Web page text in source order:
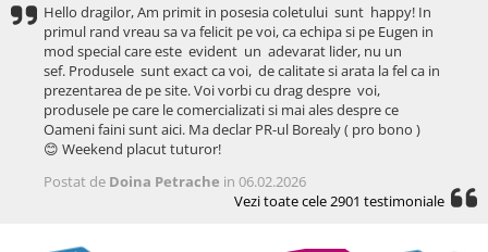
Hello dragilor, Am primit in posesia coletului sunt happy! In
primul rand vreau sa va felicit pe voi, ca echipa si pe Eugen in
mod special care este evident un adevarat lider, nu un
sef. Produsele sunt exact ca voi, de calitate si arata la fel ca in
prezentarea de pe site. Voi vorbi cu drag despre voi,
produsele pe care le comercializati si mai ales despre ce
Oameni faini sunt aici. Ma declar PR-ul Borealy ( pro bono )
😊 Weekend placut tuturor!
Postat de Doina Petrache in 06.02.2026
Vezi toate cele 2901 testimoniale